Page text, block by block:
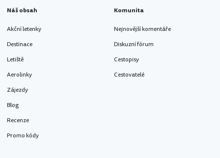
Náš obsah
Akční letenky
Destinace
Letiště
Aerolinky
Zájezdy
Blog
Recenze
Promo kódy
Komunita
Nejnovější komentáře
Diskuzní fórum
Cestopisy
Cestovatelé